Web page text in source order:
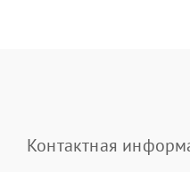
Контактная